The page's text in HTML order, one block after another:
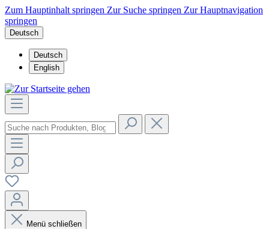
Zum Hauptinhalt springen Zur Suche springen Zur Hauptnavigation
springen
Deutsch
Deutsch
English
Menü schließen